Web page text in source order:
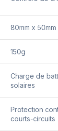
80mm x 50mm
150g
Charge de
solaires
Protection
courts-circuits